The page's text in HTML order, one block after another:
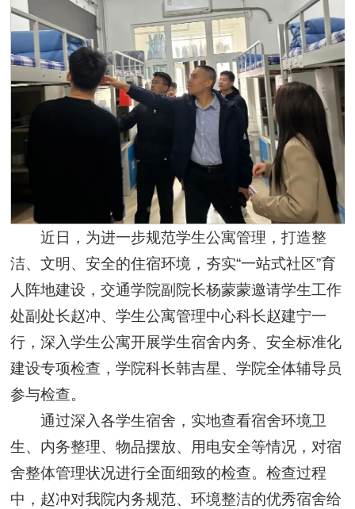
近日，为进一步规范学生公寓管理，打造整
洁、文明、安全的住宿环境，夯实“一站式社区”育
人阵地建设，交通学院副院长杨蒙蒙邀请学生工作
处副处长赵冲、学生公寓管理中心科长赵建宁一
行，深入学生公寓开展学生宿舍内务、安全标准化
建设专项检查，学院科长韩吉星、学院全体辅导员
参与检查。
通过深入各学生宿舍，实地查看宿舍环境卫
生、内务整理、物品摆放、用电安全等情况，对宿
舍整体管理状况进行全面细致的检查。检查过程
中，赵冲对我院内务规范、环境整洁的优秀宿舍给